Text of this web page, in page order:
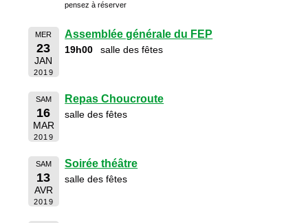
pensez à réserver
MER
23
JAN
2019
Assemblée générale du FEP
19h00 salle des fêtes
SAM
16
MAR
2019
Repas Choucroute
salle des fêtes
SAM
13
AVR
2019
Soirée théâtre
salle des fêtes